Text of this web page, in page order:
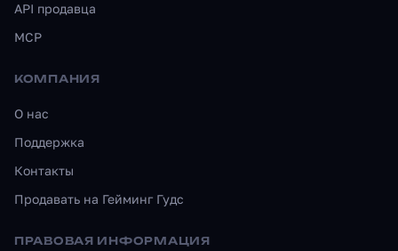
API продавца
MCP
КОМПАНИЯ
О нас
Поддержка
Контакты
Продавать на Гейминг Гудс
ПРАВОВАЯ ИНФОРМАЦИЯ